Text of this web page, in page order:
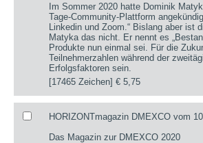
Im Sommer 2020 hatte Dominik
Tage-Community-Plattform
Linkedin und Zoom.“ Bislang aber ist
Matyka das nicht. Er nennt es
Produkte nun einmal sei. Für die
Teilnehmerzahlen während der
Erfolgsfaktoren sein.
[17465 Zeichen]€ 5,75
HORIZONTmagazin DMEXCO vom
Das Magazin zur DMEXCO 2020